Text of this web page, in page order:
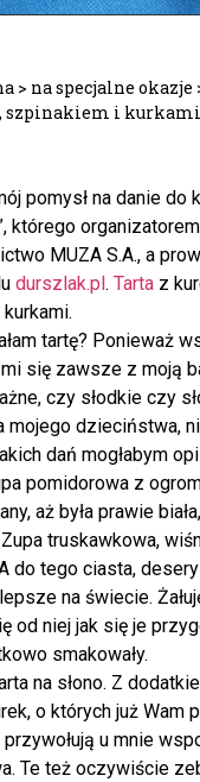
> na specjalne okazje
szpinakiem i kurkami
pomysł na danie do
którego organizatorem
MUZA S.A., a
durszlak.pl. Tarta z
tartę? Ponieważ
się zawsze z moją
czy słodkie czy
mojego dzieciństwa,
dań mogłabym
pomidorowa z
aż była prawie
truskawkowa,
do tego ciasta,
na świecie.
od niej jak się je
smakowały.
na słono. Z
o których już Wam
u mnie
Te też oczywiście